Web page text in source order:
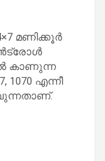
മണിക്കൂർ
കാണുന്ന
എന്നീ